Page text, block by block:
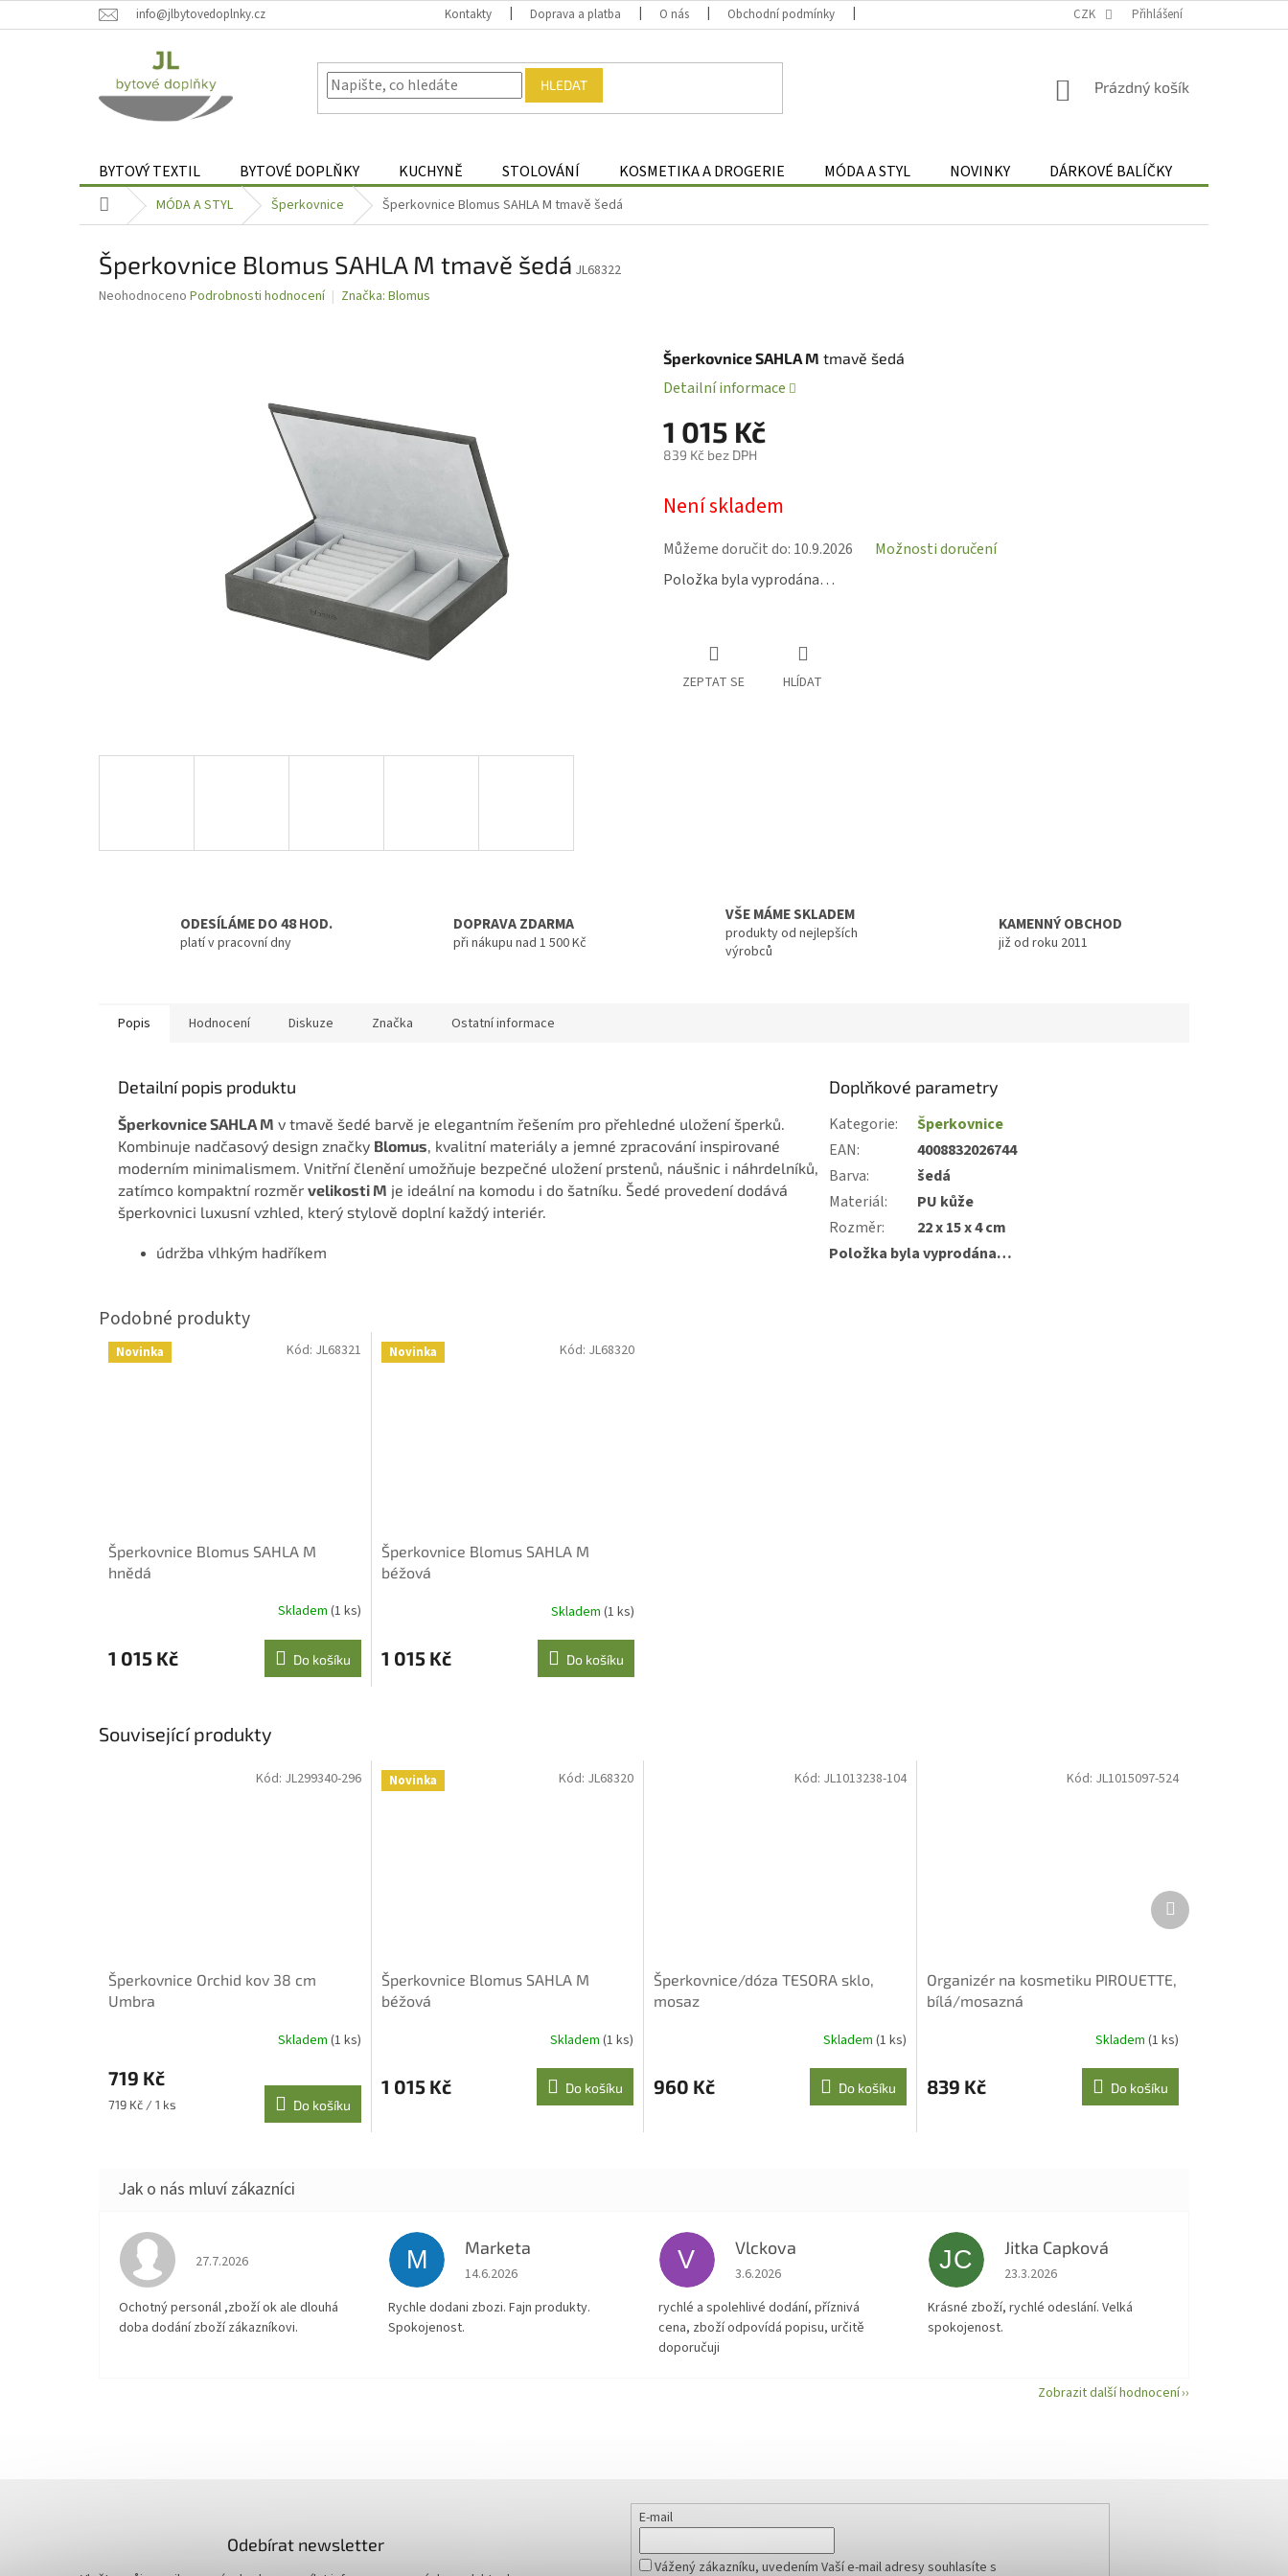
na
info@jlbytovedoplnky.cz Kontakty Doprava a platba O nás Obchodní podmínky Odstoupení od smlouvy
CZK Přihlášení
HLEDAT
NÁKUPNÍ
Prázdný košík
BYTOVÝ TEXTIL BYTOVÉ DOPLŇKY KUCHYNĚ STOLOVÁNÍ KOSMETIKA A DROGERIE MÓDA A STYL NOVINKY DÁRKOVÉ BALÍČKY
Domů MÓDA A STYL Šperkovnice Šperkovnice Blomus SAHLA M tmavě šedá
Šperkovnice Blomus SAHLA M tmavě šedá JL68322
Průměrné
Neohodnoceno Podrobnosti hodnocení Značka: Blomus
1 015 Kč
839 Kč bez DPH
cena:
Není skladem
Můžeme doručit do: 10.9.2026
Možnosti doručení
Položka byla vyprodána…
Šperkovnice SAHLA M tmavě šedá
Detailní informace
ZEPTAT SE HLÍDAT
ODESÍLÁME DO 48 HOD.
platí v pracovní dny
DOPRAVA ZDARMA
při nákupu nad 1 500 Kč
VŠE MÁME SKLADEM
produkty od nejlepších
výrobců
KAMENNÝ OBCHOD
již od roku 2011
Popis Hodnocení Diskuze Značka Ostatní informace
Detailní popis produktu
Šperkovnice SAHLA M v tmavě šedé barvě je elegantním řešením pro přehledné uložení šperků.
Kombinuje nadčasový design značky Blomus , kvalitní materiály a jemné zpracování inspirované
moderním minimalismem. Vnitřní členění umožňuje bezpečné uložení prstenů, náušnic i náhrdelníků,
zatímco kompaktní rozměr velikosti M je ideální na komodu i do šatníku. Šedé provedení dodává
šperkovnici luxusní vzhled, který stylově doplní každý interiér.
údržba vlhkým hadříkem
Doplňkové parametry
Kategorie:
Šperkovnice
EAN:
4008832026744
Barva:
šedá
Materiál:
PU kůže
Rozměr:
22 x 15 x 4 cm
Položka byla vyprodána…
Novinka
Šperkovnice Blomus SAHLA M
hnědá
Skladem (1 ks)
1 015 Kč Do košíku
Kód: JL68321 Novinka
Šperkovnice Blomus SAHLA M
béžová
Skladem (1 ks)
1 015 Kč Do košíku
Kód: JL68320
Související produkty
Šperkovnice Orchid kov 38 cm
Umbra
Skladem (1 ks)
719 Kč
Měrná
719 Kč / 1 ks Do košíku
Kód: JL299340-296 Novinka
Šperkovnice Blomus SAHLA M
béžová
Skladem (1 ks)
1 015 Kč Do košíku
Kód: JL68320
Šperkovnice/dóza TESORA sklo,
mosaz
Skladem (1 ks)
960 Kč Do košíku
Kód: JL1013238-104
Organizér na kosmetiku PIROUETTE,
bílá/mosazná
Skladem (1 ks)
839 Kč Do košíku
Kód: JL1015097-524
Další
produkt
Hodnocení obchodu je 4 z 5 hvězdiček.
27.7.2026
Ochotný personál ,zboží ok ale dlouhá
doba dodání zboží zákazníkovi.
M Marketa
Hodnocení obchodu je 5 z 5 hvězdiček.
14.6.2026
Rychle dodani zbozi. Fajn produkty.
Spokojenost.
V Vlckova
Hodnocení obchodu je 5 z 5 hvězdiček.
3.6.2026
rychlé a spolehlivé dodání, příznivá
cena, zboží odpovídá popisu, určitě
doporučuji
JC Jitka Capková
Hodnocení obchodu je 5 z 5 hvězdiček.
23.3.2026
Krásné zboží, rychlé odeslání. Velká
spokojenost.
Zobrazit další hodnocení
Odebírat newsletter
E-mail
Vážený zákazníku, uvedením Vaší e-mail adresy souhlasíte s